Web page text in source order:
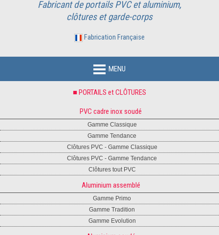
Fabricant de portails PVC et aluminium,
clôtures et garde-corps
Fabrication Française
MENU
■ PORTAILS et CLÔTURES
PVC cadre inox soudé
Gamme Classique
Gamme Tendance
Clôtures PVC - Gamme Classique
Clôtures PVC - Gamme Tendance
Clôtures tout PVC
Aluminium assemblé
Gamme Primo
Gamme Tradition
Gamme Evolution